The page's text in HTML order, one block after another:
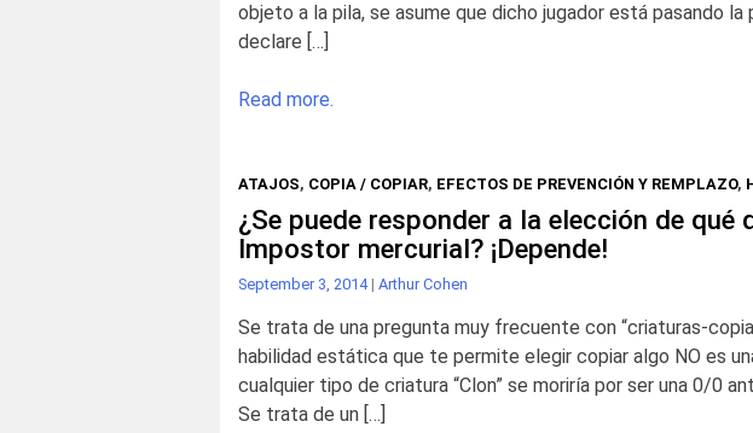
objeto a la pila, se asume que dicho jugador está pasando
declare […]
Read more.
ATAJOS, COPIA / COPIAR, EFECTOS DE PREVENCIÓN Y REMPLAZO,
¿Se puede responder a la elección de qué
Impostor mercurial? ¡Depende!
September 3, 2014 | Arthur Cohen
Se trata de una pregunta muy frecuente con “criaturas-
habilidad estática que te permite elegir copiar algo NO es
cualquier tipo de criatura “Clon” se moriría por ser una 0/0
Se trata de un […]